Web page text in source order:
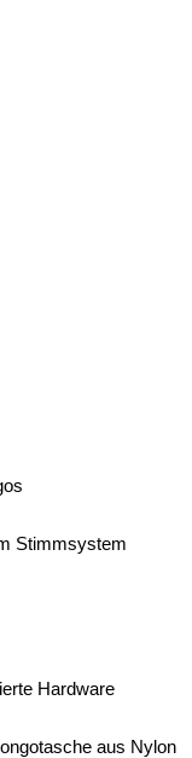
Stimmsystem
Hardware
aus Nylon